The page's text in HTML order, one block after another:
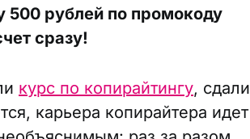
500 рублей по промокоду
сразу!
курс по копирайтингу, сдали
карьера копирайтера идет